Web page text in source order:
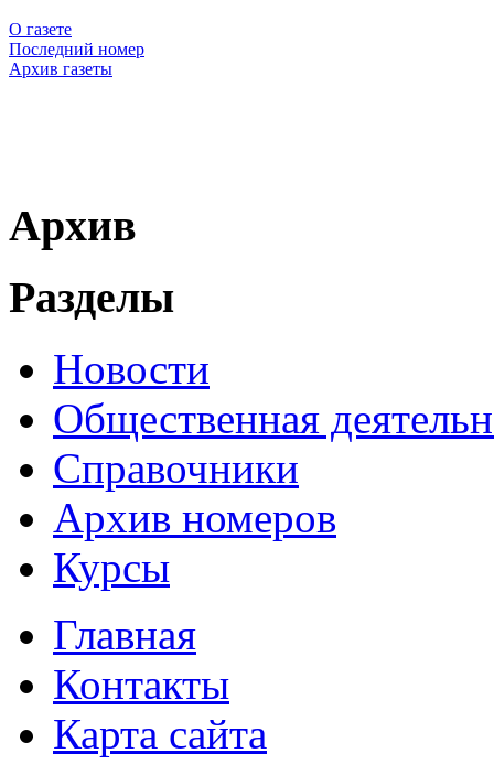
О газете
Последний номер
Архив газеты
Архив
Разделы
Новости
Общественная
Справочники
Архив номеров
Курсы
Главная
Контакты
Карта сайта